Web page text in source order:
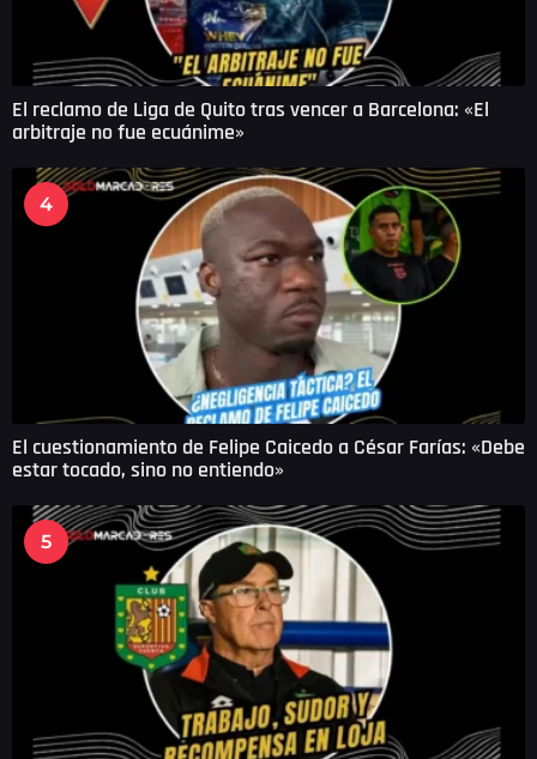
El reclamo de Liga de Quito tras vencer a Barcelona: «El
arbitraje no fue ecuánime»
4
El cuestionamiento de Felipe Caicedo a César Farías: «Debe
estar tocado, sino no entiendo»
5